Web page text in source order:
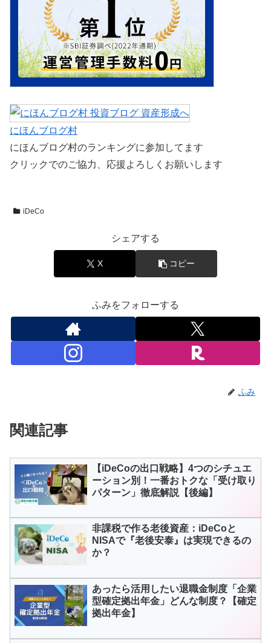
にほんブログ村
にほんブログ村のランキングに参加してます
クリックでのご協力、応援よろしくお願いします
iDeCo
シェアする
X コピー
ふみをフォローする
ふみ
関連記事
【iDeCoの出口戦略】4つのシチュエ
ーション別！一番おトクな「受け取り
パターン」徹底解説【後編】
非課税で作る老後資産：iDeCoと
NISAで『老後安泰』は実現できるの
か？
あったら活用したい退職金制度「企業
型確定拠出年金」どんな制度？【確定
拠出年金】